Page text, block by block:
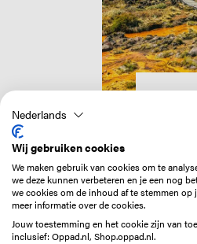
tips!
Wie
Nederlands
Wij gebruiken cookies
We maken gebruik van cookies om te
we deze kunnen verbeteren en je een nog
we cookies om de inhoud af te stemmen
meer informatie over de cookies.
Jouw toestemming en het cookie zijn van
inclusief: Oppad.nl, Shop.oppad.nl.